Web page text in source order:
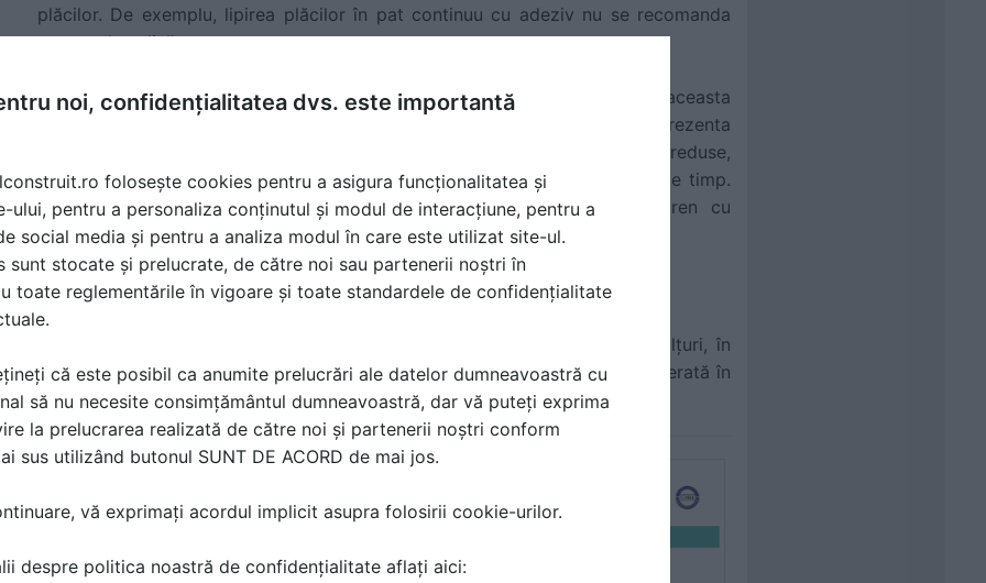
plăcilor. De exemplu, lipirea plăcilor în pat continuu cu adeziv nu se recomanda
pentru placa lisă.
Motivul ține de aderența redusă a adezivului pe suprafața lisă (netedă) – aceasta
nu va fi suficientă, ceea ce va duce la un rezultat neconform. Lucrarea va prezenta
o calitate necorespunzătoare, cu o rezistență și durabilitate semnificativ reduse,
existând un risc crescut de desprindere a plăcilor într-un interval scurt de timp.
Pentru acest tip de aplicare, este recomandată utilizarea unui polistiren cu
suprafața gofrată sau rugoasă, care asigură o aderență superioară.
Marginea plăcilor Fibrostir XPS
Plăcile se pot produce atât cu margine dreaptă, cât și cu margine cu falțuri, în
funcție de nivelul la care se dorește izolarea, îmbinarea cu falțuri fiind preferată în
proiecte cu izolație XPS peste 40 mm grosime.
noi, confidențialitatea dvs. este importantă
folosește cookies pentru a asigura funcționalitatea și
ului, pentru a personaliza conținutul și modul de interacțiune, pentru a
social media și pentru a analiza modul în care este utilizat site-ul.
sunt stocate și prelucrate, de către noi sau partenerii noștri în
toate reglementările în vigoare și toate standardele de confidențialitate
că este posibil ca anumite prelucrări ale datelor dumneavoastră cu
să nu necesite consimțământul dumneavoastră, dar vă puteți exprima
la prelucrarea realizată de către noi și partenerii noștri conform
sus utilizând butonul SUNT DE ACORD de mai jos.
vă exprimați acordul implicit asupra folosirii cookie-urilor.
despre politica noastră de confidențialitate aflați aici: